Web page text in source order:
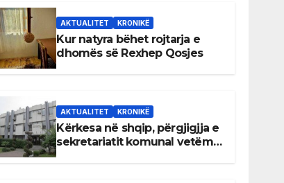
AKTUALITET KRONIKË
Kur natyra bëhet rojtarja e
dhomës së Rexhep Qosjes
AKTUALITET KRONIKË
Kërkesa në shqip, përgjigjja e
sekretariatit komunal vetëm